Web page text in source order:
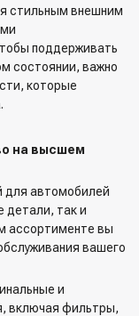
стильным внешним
поддерживать
состоянии, важно
которые
на высшем
для автомобилей
детали, так и
ассортименте вы
вашего
и
включая фильтры,